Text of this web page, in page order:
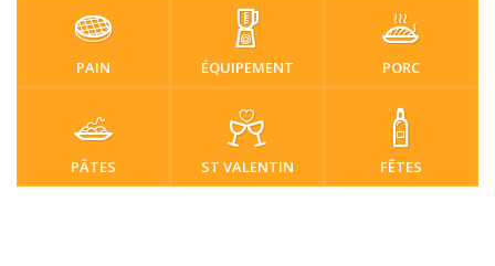
PAIN ÉQUIPEMENT PORC
PÂTES ST VALENTIN FÊTES